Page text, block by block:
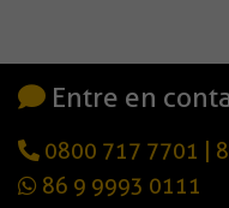
Entre en
0800 717 7701
86 9 9993 0111